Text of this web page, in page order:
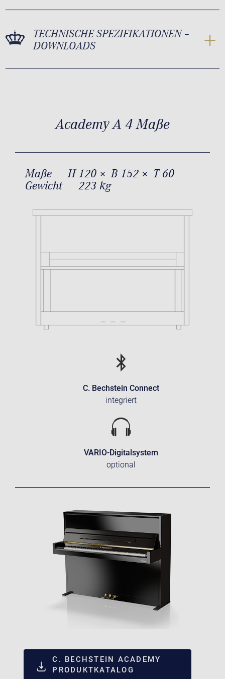
TECHNISCHE SPEZIFIKATIONEN –
DOWNLOADS
Academy A 4 Maße
Maße
H 120 × B 152 × T 60
Gewicht
223 kg
C. Bechstein Connect
integriert
VARIO-Digitalsystem
optional
C. BECHSTEIN ACADEMY
PRODUKTKATALOG